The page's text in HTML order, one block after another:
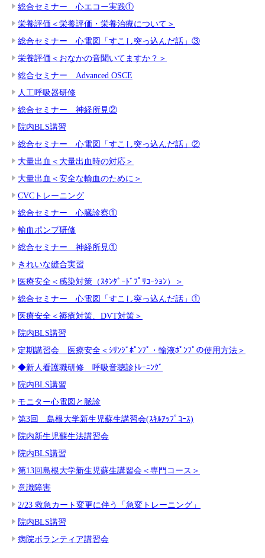
総合セミナー 心エコー実践①
栄養評価＜栄養評価・栄養治療について＞
総合セミナー 心電図「すこし突っ込んだ話」③
栄養評価＜おなかの音聞いてますか？＞
総合セミナー Advanced OSCE
人工呼吸器研修
総合セミナー 神経所見②
院内BLS講習
総合セミナー 心電図「すこし突っ込んだ話」②
大量出血＜大量出血時の対応＞
大量出血＜安全な輸血のために＞
CVCトレーニング
総合セミナー 心臓診察①
輸血ポンプ研修
総合セミナー 神経所見①
きれいな縫合実習
医療安全＜感染対策（ｽﾀﾝﾀﾞｰﾄﾞﾌﾟﾘｺｰｼｮﾝ）＞
総合セミナー 心電図「すこし突っ込んだ話」①
医療安全＜褥瘡対策、DVT対策＞
院内BLS講習
定期講習会 医療安全＜ｼﾘﾝｼﾞﾎﾟﾝﾌﾟ・輸液ﾎﾟﾝﾌﾟの使用方法＞
◆新人看護職研修 呼吸音聴診ﾄﾚｰﾆﾝｸﾞ
院内BLS講習
モニター心電図と脈診
第3回 島根大学新生児蘇生講習会(ｽｷﾙｱｯﾌﾟｺｰｽ)
院内新生児蘇生法講習会
院内BLS講習
第13回島根大学新生児蘇生講習会＜専門コース＞
意識障害
2/23 救急カート変更に伴う「急変トレーニング」
院内BLS講習
病院ボランティア講習会